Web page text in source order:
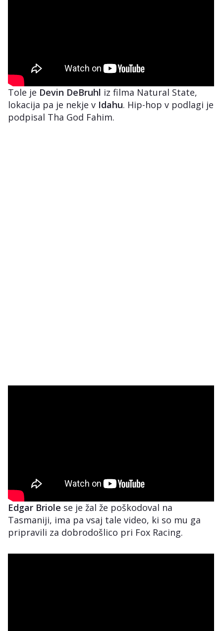
Tole je Devin DeBruhl iz filma Natural State,
lokacija pa je nekje v Idahu. Hip-hop v podlagi je
podpisal Tha God Fahim.
Edgar Briole se je žal že poškodoval na
Tasmaniji, ima pa vsaj tale video, ki so mu ga
pripravili za dobrodošlico pri Fox Racing.